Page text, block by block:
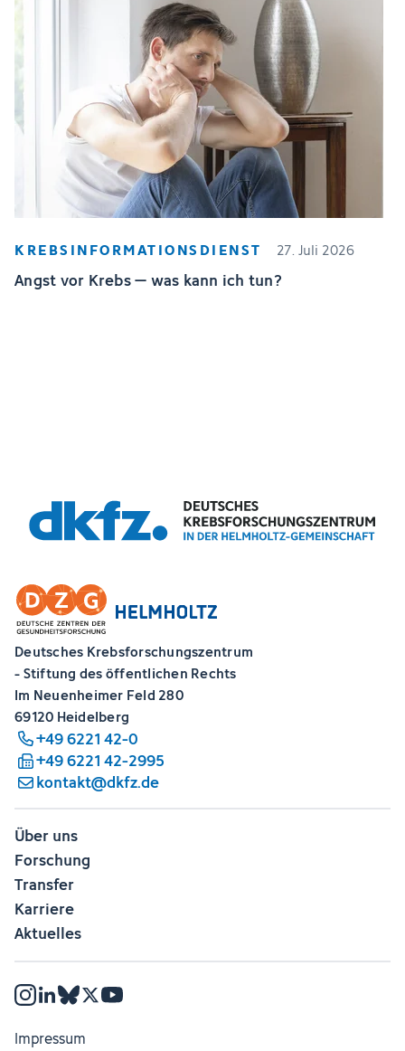
KREBSINFORMATIONSDIENST 27. Juli 2026
Angst vor Krebs – was kann ich tun?
Deutsches Krebsforschungszentrum
- Stiftung des öffentlichen Rechts
Im Neuenheimer Feld 280
69120 Heidelberg
+49 6221 42-0
+49 6221 42-2995
kontakt@dkfz.de
Über uns
Forschung
Transfer
Karriere
Aktuelles
Impressum